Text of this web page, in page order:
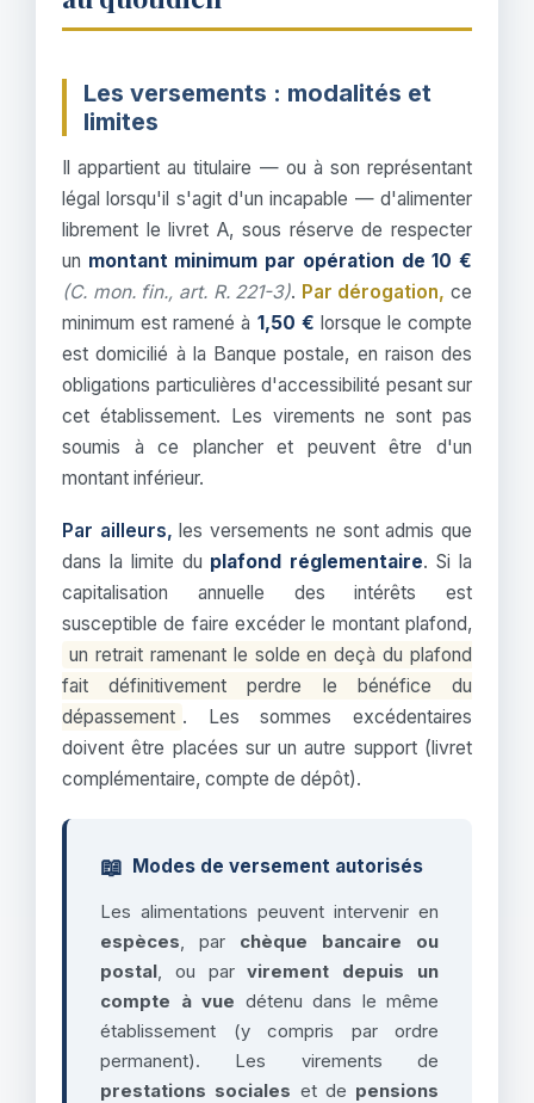
Les versements : modalités et
limites
Il appartient au titulaire — ou à son représentant
légal lorsqu'il s'agit d'un incapable — d'alimenter
librement le livret A, sous réserve de respecter
un montant minimum par opération de 10 €
(C. mon. fin., art. R. 221-3). Par dérogation, ce
minimum est ramené à 1,50 € lorsque le compte
est domicilié à la Banque postale, en raison des
obligations particulières d'accessibilité pesant sur
cet établissement. Les virements ne sont pas
soumis à ce plancher et peuvent être d'un
montant inférieur.
Par ailleurs, les versements ne sont admis que
dans la limite du plafond réglementaire. Si la
capitalisation annuelle des intérêts est
susceptible de faire excéder le montant plafond,
un retrait ramenant le solde en deçà du plafond
fait définitivement perdre le bénéfice du
dépassement . Les sommes excédentaires
doivent être placées sur un autre support (livret
complémentaire, compte de dépôt).
📖 Modes de versement autorisés
Les alimentations peuvent intervenir en
espèces, par chèque bancaire ou
postal, ou parvirement depuis un
compte à vue détenu dans le même
établissement (y compris par ordre
permanent). Les virements de
prestations sociales et de pensions